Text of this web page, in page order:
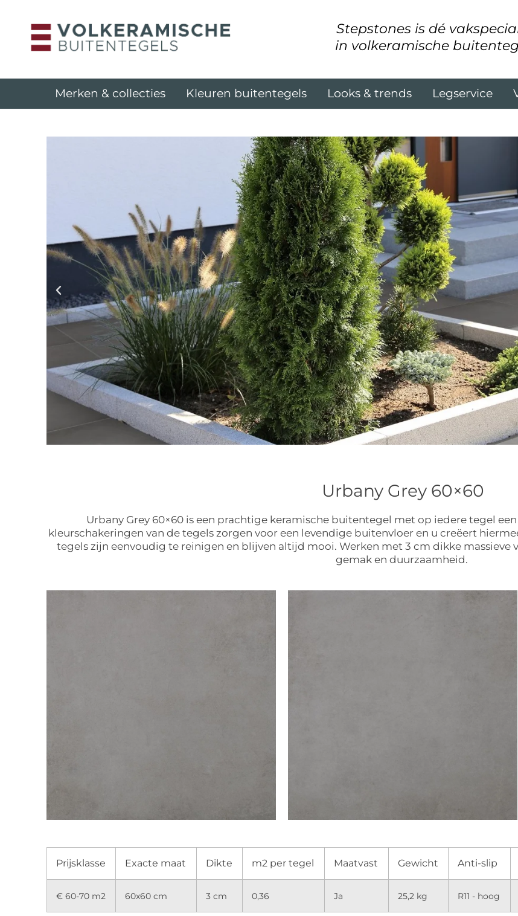
Stepstones is dé
in volkeramische
Merken & collecties Kleuren buitentegels Looks & trends Legservice
Urbany Grey 60×60
Urbany Grey 60×60 is een prachtige keramische buitentegel met op iedere tegel
kleurschakeringen van de tegels zorgen voor een levendige buitenvloer en u creëert
tegels zijn eenvoudig te reinigen en blijven altijd mooi. Werken met 3 cm dikke massieve
gemak en duurzaamheid.
Prijsklasse Exacte maat Dikte m2 per tegel Maatvast Gewicht Anti-slip
€ 60-70 m2 60x60 cm 3 cm 0,36 Ja 25,2 kg R11 - hoog